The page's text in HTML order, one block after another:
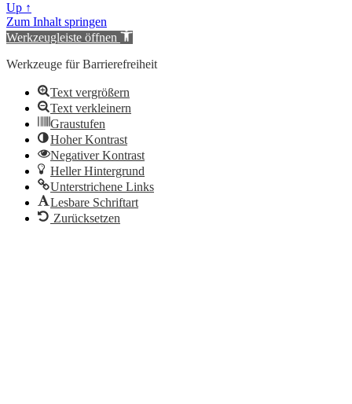
Up ↑
Zum Inhalt springen
Werkzeugleiste öffnen
Werkzeuge für Barrierefreiheit
Text vergrößern
Text verkleinern
Graustufen
Hoher Kontrast
Negativer Kontrast
Heller Hintergrund
Unterstrichene Links
Lesbare Schriftart
Zurücksetzen